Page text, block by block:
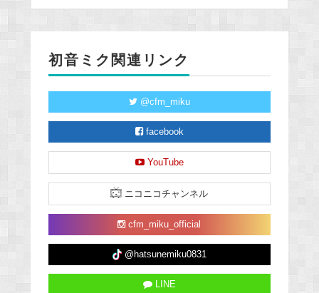
初音ミク関連リンク
@cfm_miku
facebook
YouTube
ニコニコチャンネル
cfm_miku_official
@hatsunemiku0831
LINE